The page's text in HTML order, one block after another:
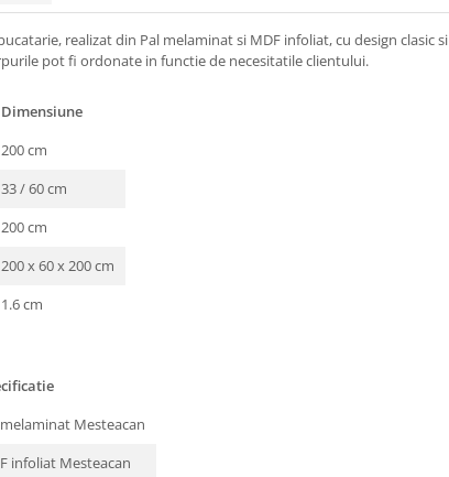
realizat din Pal melaminat si MDF infoliat, cu design clasic si
pot fi ordonate in functie de necesitatile clientului.
Dimensiune
200 cm
33 / 60 cm
200 cm
200 x 60 x 200 cm
1.6 cm
Mesteacan
infoliat Mesteacan